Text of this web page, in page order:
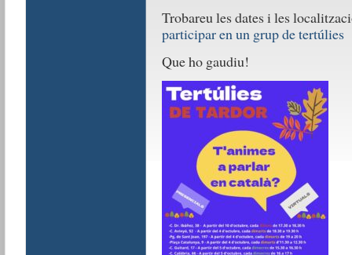
Trobareu les dates i les
participar en un grup de tertúlies
Que ho gaudiu!